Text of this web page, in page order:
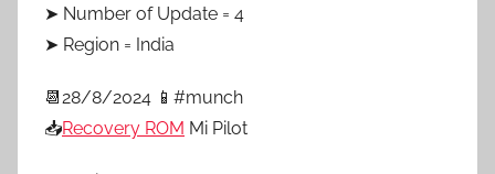
➤ Number of Update = 4
➤ Region = India
📆28/8/2024 📱#munch
📥Recovery ROM Mi Pilot